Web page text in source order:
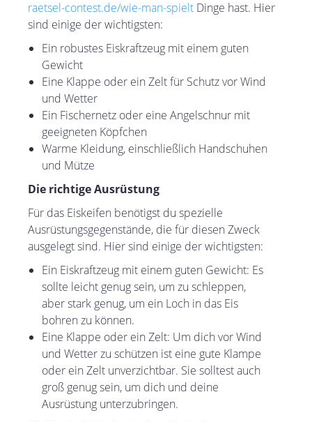
raetsel-contest.de/wie-man-spielt Dinge hast. Hier
sind einige der wichtigsten:
Ein robustes Eiskraftzeug mit einem guten
Gewicht
Eine Klappe oder ein Zelt für Schutz vor Wind
und Wetter
Ein Fischernetz oder eine Angelschnur mit
geeigneten Köpfchen
Warme Kleidung, einschließlich Handschuhen
und Mütze
Die richtige Ausrüstung
Für das Eiskeifen benötigst du spezielle
Ausrüstungsgegenstände, die für diesen Zweck
ausgelegt sind. Hier sind einige der wichtigsten:
Ein Eiskraftzeug mit einem guten Gewicht: Es
sollte leicht genug sein, um zu schleppen,
aber stark genug, um ein Loch in das Eis
bohren zu können.
Eine Klappe oder ein Zelt: Um dich vor Wind
und Wetter zu schützen ist eine gute Klampe
oder ein Zelt unverzichtbar. Sie solltest auch
groß genug sein, um dich und deine
Ausrüstung unterzubringen.